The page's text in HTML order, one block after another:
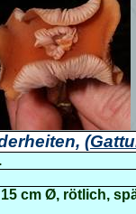
cm Ø, rötlich,